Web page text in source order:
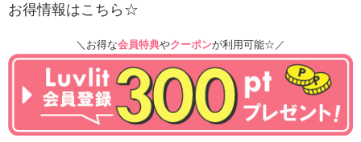
お得情報はこちら☆
＼お得な会員特典やクーポンが利用可能☆／